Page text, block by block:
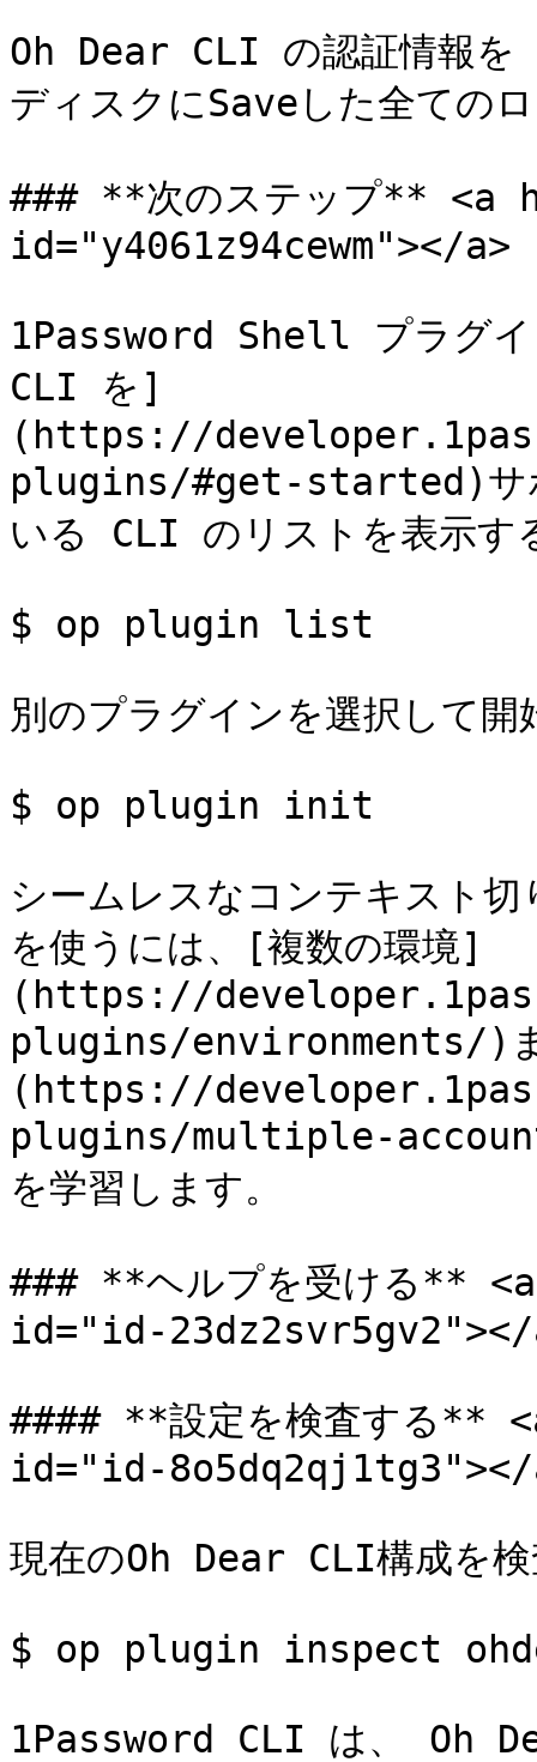
Oh Dear CLI の認証情報を
ディスクにSaveした全ての
### **次のステップ** <a
id="y4061z94cewm"></a>
1Password Shell プラグイ
CLI を]
(https://
plugins/#get-started)サポ
いる CLI のリストを表示す
$ op plugin list
別のプラグインを選択して
$ op plugin init
シームレスなコンテキスト
を使うには、[複数の環境]
(https://
plugins/environments/)ま
(https://
plugins/multiple-
を学習します。
### **ヘルプを受ける**
id="id-23dz2svr5gv2"></
#### **設定を検査する
id="id-8o5dq2qj1tg3"></
現在のOh Dear CLI構成を
$ op plugin inspect
1Password CLI は、 Oh